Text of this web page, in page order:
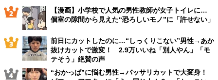
【漫画】小学校で人気の男性教師が女子トイレに…
個室の隙間から見えた“恐ろしいモノ”に「許せない」
前日にカットしたのに…“しっくりこない”男性→あか
抜けカットで激変！ 2.9万いいね「別人やん」「モ
テそう」絶賛の声
“おかっぱ”に悩む男性→バッサリカットで大変身！